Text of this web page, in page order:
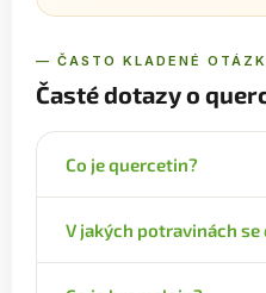
— ČASTO KLADENÉ
Časté dotazy o
Co je quercetin?
konkrétně žlutý pigment.
druzích ovoce, zeleniny
V jakých potravinách